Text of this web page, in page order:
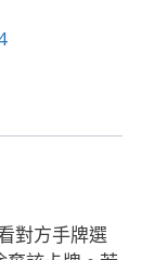
對方手牌選